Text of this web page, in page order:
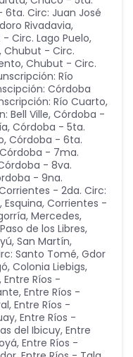
Circ: Juan José
Rivadavia,
Circ. Lago Puelo,
, Chubut - Circ.
, Chubut - Circ.
Río
Córdoba
Río Cuarto,
Bell Ville, Córdoba -
, Córdoba - 5ta.
, Córdoba - 6ta.
Córdoba - 7ma.
- 8va.
- 9na.
- 2da. Circ:
Esquina, Corrientes -
Mercedes,
de los Libres,
San Martín,
Santo Tomé, Gdor
Colonia Liebigs,
, Entre Ríos -
, Entre Ríos -
, Entre Ríos -
, Entre Ríos -
del Ibicuy, Entre
, Entre Ríos -